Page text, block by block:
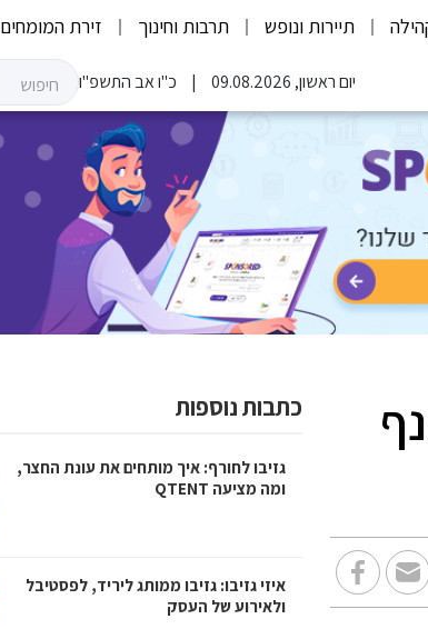
תיירות ונופש תרבות וחינוך זירת המומחים
יום ראשון, 09.08.2026 כ"ו אב התשפ"ו
כתבות נוספות
גזיבו לחורף: איך מותחים את עונת החצר,
ומה מציעה QTENT
איזי גזיבו: גזיבו ממותג ליריד, לפסטיבל
ולאירוע של העסק